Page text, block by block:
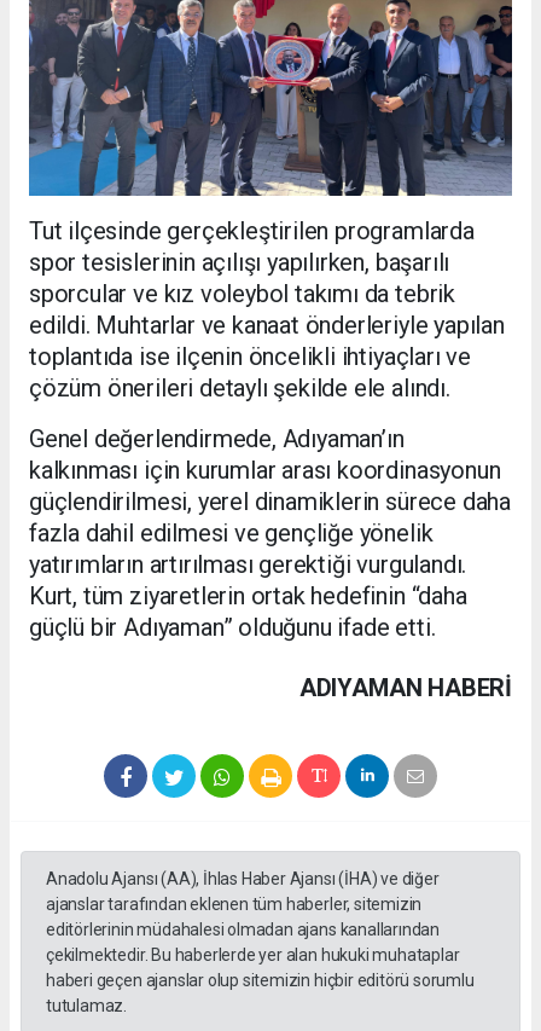
Tut ilçesinde gerçekleştirilen programlarda
spor tesislerinin açılışı yapılırken, başarılı
sporcular ve kız voleybol takımı da tebrik
edildi. Muhtarlar ve kanaat önderleriyle yapılan
toplantıda ise ilçenin öncelikli ihtiyaçları ve
çözüm önerileri detaylı şekilde ele alındı.
Genel değerlendirmede, Adıyaman’ın
kalkınması için kurumlar arası koordinasyonun
güçlendirilmesi, yerel dinamiklerin sürece daha
fazla dahil edilmesi ve gençliğe yönelik
yatırımların artırılması gerektiği vurgulandı.
Kurt, tüm ziyaretlerin ortak hedefinin “daha
güçlü bir Adıyaman” olduğunu ifade etti.
ADIYAMAN HABERİ
Anadolu Ajansı (AA), İhlas Haber Ajansı (İHA) ve diğer
ajanslar tarafından eklenen tüm haberler, sitemizin
editörlerinin müdahalesi olmadan ajans kanallarından
çekilmektedir. Bu haberlerde yer alan hukuki muhataplar
haberi geçen ajanslar olup sitemizin hiçbir editörü sorumlu
tutulamaz.